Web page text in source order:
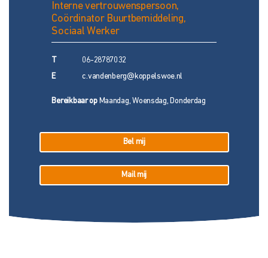
Interne vertrouwenspersoon,
Coördinator Buurtbemiddeling,
Sociaal Werker
06-28787032
E c.vandenberg@koppelswoe.nl
Bereikbaar opMaandag, Woensdag, Donderdag
Bel mij
Mail mij